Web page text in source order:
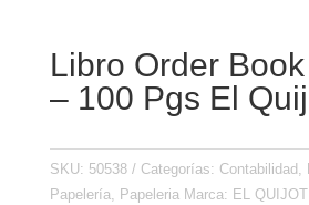
Libro Order
– 100 Pgs El
SKU: 50538 Categorías: Contabilidad ,
Papelería, Papeleria Marca: EL